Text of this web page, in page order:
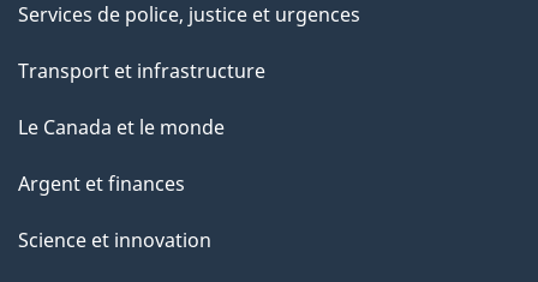
Services de police, justice et urgences
Transport et infrastructure
Le Canada et le monde
Argent et finances
Science et innovation